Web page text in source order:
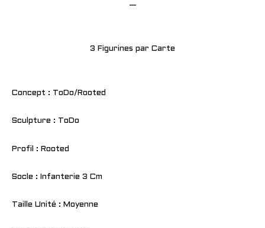
—
3 Figurines par Carte
Concept : ToDo/Rooted
Sculpture : ToDo
Profil : Rooted
Socle : Infanterie 3 Cm
Taille Unité : Moyenne